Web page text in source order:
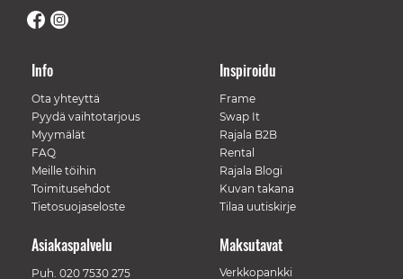
Info
Ota yhteyttä
Pyydä vaihtotarjous
Myymälät
FAQ
Meille töihin
Toimitusehdot
Tietosuojaseloste
Inspiroidu
Frame
Swap It
Rajala B2B
Rental
Rajala Blogi
Kuvan takana
Tilaa uutiskirje
Maksutavat
Verkkopankki
Asiakaspalvelu
Puh. 020 7530 275